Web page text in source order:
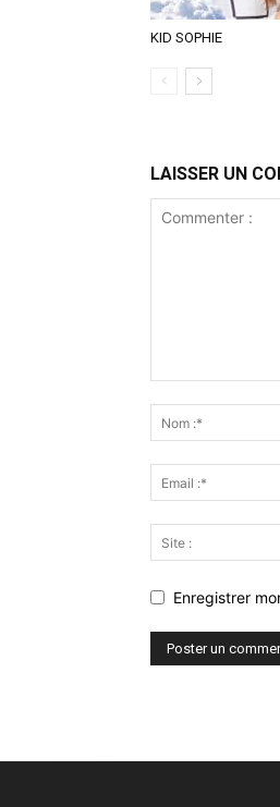
KID SOPHIE
LAISSER UN
Enregistrer